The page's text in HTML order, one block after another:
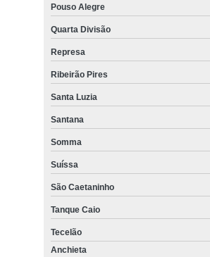
Pouso Alegre
Quarta Divisão
Represa
Ribeirão Pires
Santa Luzia
Santana
Somma
Suíssa
São Caetaninho
Tanque Caio
Tecelão
Anchieta